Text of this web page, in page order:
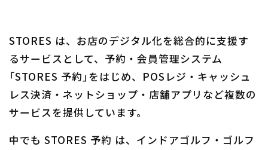
STORES は、お店のデジタル化を総合的に支援す
るサービスとして、予約・会員管理システム
「STORES 予約」をはじめ、POSレジ・キャッシュ
レス決済・ネットショップ・店舗アプリなど複数の
サービスを提供しています。
中でも STORES 予約 は、インドアゴルフ・ゴルフ